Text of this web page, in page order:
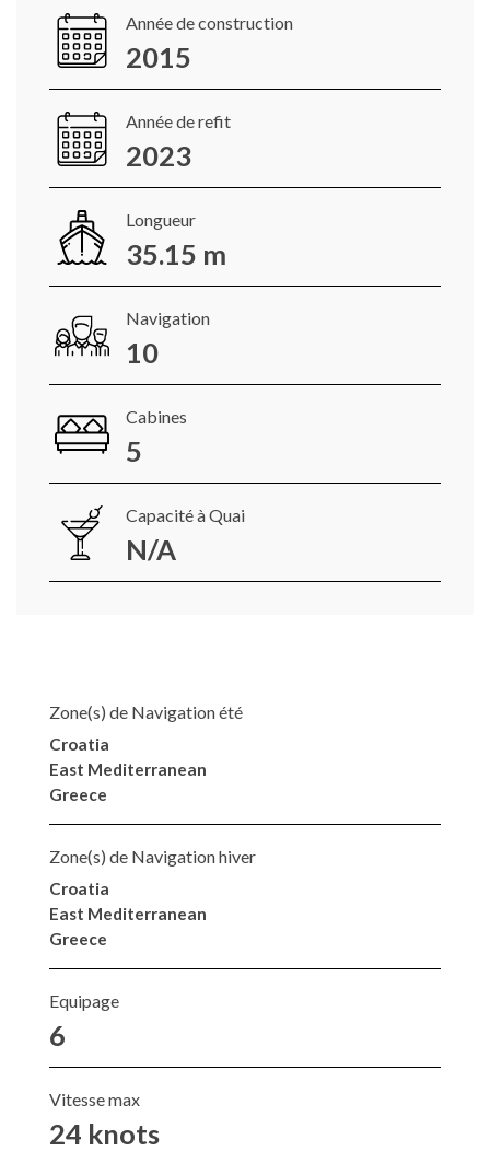
Année de construction
2015
Année de refit
2023
Longueur
35.15 m
Navigation
10
Cabines
5
Capacité à Quai
N/A
Zone(s) de Navigation été
Croatia
East Mediterranean
Greece
Zone(s) de Navigation hiver
Croatia
East Mediterranean
Greece
Equipage
6
Vitesse max
24 knots